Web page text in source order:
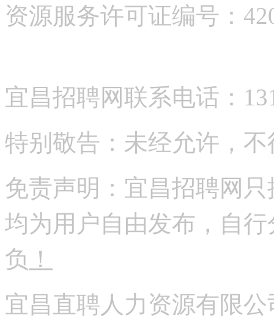
资源服务许可证编号：
宜昌招聘网联系电话：
特别敬告：未经允许，
免责声明：宜昌招聘网
均为用户自由发布，自
负 ！
宜昌直聘人力资源有限